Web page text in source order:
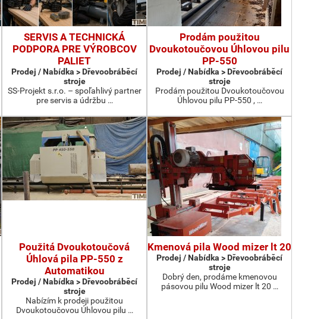
SERVIS A TECHNICKÁ
PODPORA PRE VÝROBCOV
PALIET
Prodej / Nabídka > Dřevoobráběcí
stroje
SS-Projekt s.r.o. – spoľahlivý partner
pre servis a údržbu …
Prodám použitou
Dvoukotoučovou Úhlovou pilu
PP-550
Prodej / Nabídka > Dřevoobráběcí
stroje
Prodám použitou Dvoukotoučovou
Úhlovou pilu PP-550 , …
Použitá Dvoukotoučová
Úhlová pila PP-550 z
Automatikou
Prodej / Nabídka > Dřevoobráběcí
stroje
Nabízím k prodeji použitou
Dvoukotoučovou Úhlovou pilu …
Kmenová pila Wood mizer lt 20
Prodej / Nabídka > Dřevoobráběcí
stroje
Dobrý den, prodáme kmenovou
pásovou pilu Wood mizer lt 20 …